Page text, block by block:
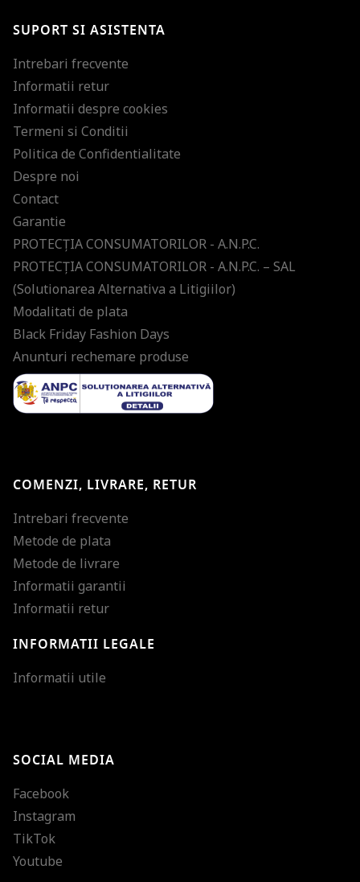
SUPORT SI ASISTENTA
Intrebari frecvente
Informatii retur
Informatii despre cookies
Termeni si Conditii
Politica de Confidentialitate
Despre noi
Contact
Garantie
PROTECŢIA CONSUMATORILOR - A.N.P.C.
PROTECŢIA CONSUMATORILOR - A.N.P.C. – SAL
(Solutionarea Alternativa a Litigiilor)
Modalitati de plata
Black Friday Fashion Days
Anunturi rechemare produse
COMENZI, LIVRARE, RETUR
Intrebari frecvente
Metode de plata
Metode de livrare
Informatii garantii
Informatii retur
INFORMATII LEGALE
Informatii utile
SOCIAL MEDIA
Facebook
Instagram
TikTok
Youtube